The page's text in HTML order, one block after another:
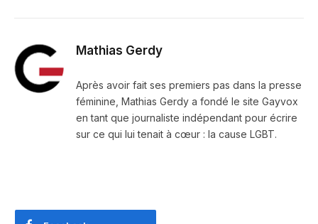
Mathias Gerdy
Après avoir fait ses premiers pas dans la presse
féminine, Mathias Gerdy a fondé le site Gayvox
en tant que journaliste indépendant pour écrire
sur ce qui lui tenait à cœur : la cause LGBT.